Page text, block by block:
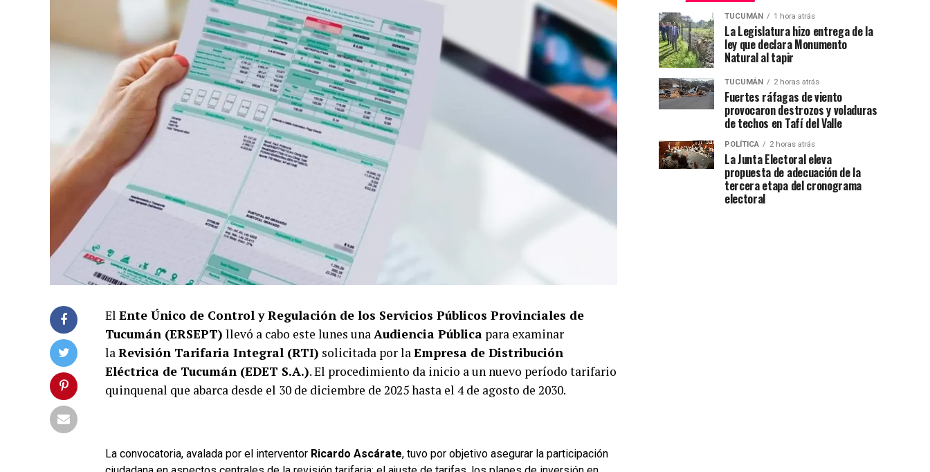
El Ente Único de Control y Regulación de los Servicios Públicos Provinciales de
Tucumán (ERSEPT) llevó a cabo este lunes una Audiencia Pública para examinar
la Revisión Tarifaria Integral (RTI) solicitada por la Empresa de Distribución
Eléctrica de Tucumán (EDET S.A.). El procedimiento da inicio a un nuevo período tarifario
quinquenal que abarca desde el 30 de diciembre de 2025 hasta el 4 de agosto de 2030.
La convocatoria, avalada por el interventor Ricardo Ascárate, tuvo por objetivo asegurar la participación
TUCUMÁN 1 hora atrás
La Legislatura hizo entrega de la
ley que declara Monumento
Natural al tapir
TUCUMÁN 2 horas atrás
Fuertes ráfagas de viento
provocaron destrozos y voladuras
de techos en Tafí del Valle
POLÍTICA 2 horas atrás
La Junta Electoral eleva
propuesta de adecuación de la
tercera etapa del cronograma
electoral